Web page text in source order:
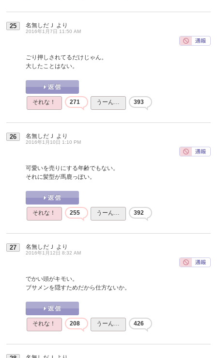
25 名無しだＪ より
2016年1月7日 11:50 AM
ごり押しされてるだけじゃん。
大したことはない。
それな！ 271 うーん… 393
26 名無しだＪ より
2016年1月10日 1:10 PM
可愛いを売りにする年齢でもない。
それに髪型が馬鹿っぽい。
それな！ 255 うーん… 392
27 名無しだＪ より
2016年1月12日 8:32 AM
でかい頭がキモい。
ブサメンを隠すためだから仕方ないか。
それな！ 208 うーん… 426